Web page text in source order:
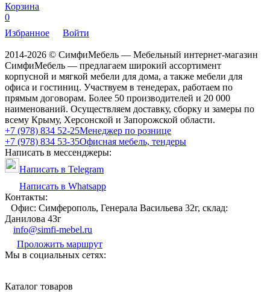
Корзина
0
Избранное
Войти
2014-2026 © СимфиМебель — Мебельный интернет-магазин
СимфиМебель — предлагаем широкий ассортимент
корпусной и мягкой мебели для дома, а также мебели для
офиса и гостиниц. Участвуем в тенедерах, работаем по
прямым договорам. Более 50 производителей и 20 000
наименований. Осуществляем доставку, сборку и замеры по
всему Крыму, Херсонской и Запорожской области.
+7 (978) 834 52-25Менеджер по рознице
+7 (978) 834 53-35Офисная мебель, тендеры
Написать в мессенджеры:
Написать в Telegram
Написать в Whatsapp
Контакты:
Офис: Симферополь, Генерала Васильева 32г, склад:
Данилова 43г
info@simfi-mebel.ru
Проложить маршрут
Мы в социальных сетях:
Каталог товаров